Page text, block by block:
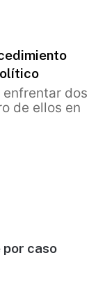
dos
de ellos en
caso